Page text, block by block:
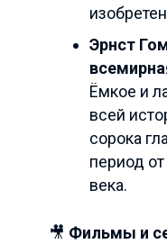
Эрнст
Ёмкое и
всей
сорока
период
века.
🎥 Фильмы и